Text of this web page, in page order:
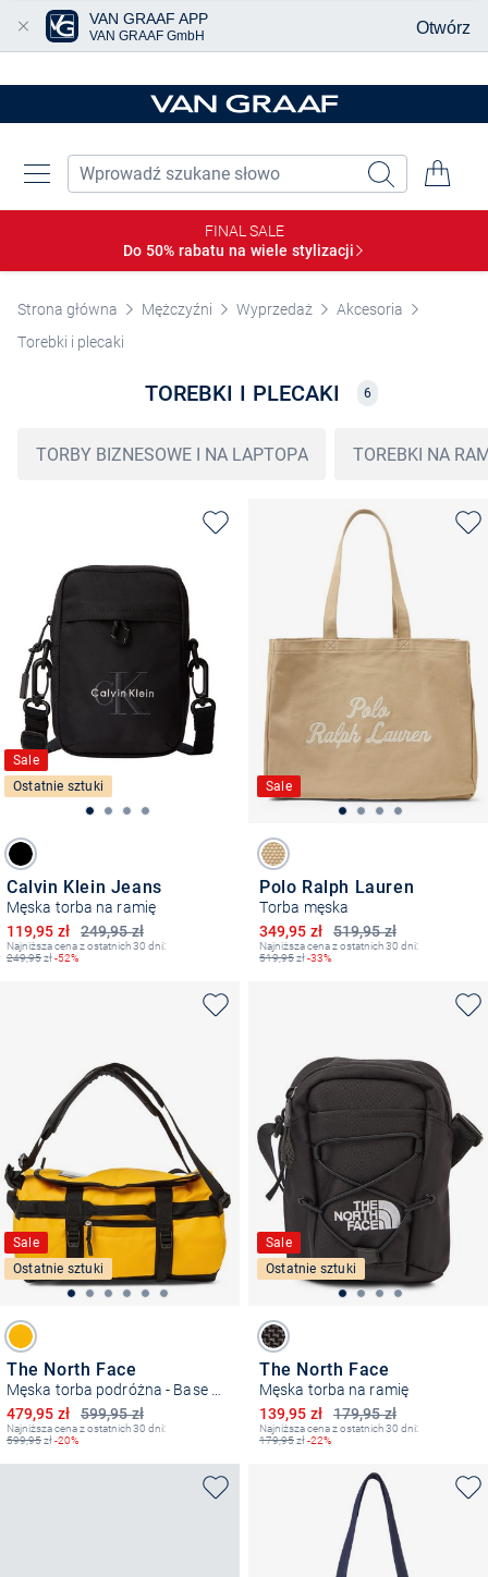
FINAL SALE
Do 50% rabatu na wiele stylizacji
Strona główna Mężczyźni Wyprzedaż
Akcesoria
Torebki i plecaki
TOREBKI I PLECAKI 6
TORBY BIZNESOWE I NA LAPTOPA TOREBKI NA
Sale
Ostatnie sztuki
Calvin Klein Jeans
Męska torba na ramię
249,95 zł
Obniżona cena
119,95 zł
Najniższa cena z ostatnich 30 dni:
249,95zł-52%
Sale
Polo Ralph Lauren
Torba męska
519,95 zł
Obniżona cena
349,95 zł
Najniższa cena z ostatnich 30 dni:
519,95zł-33%
Sale
Ostatnie sztuki
The North Face
599,95 zł
Obniżona cena
479,95 zł
Najniższa cena z ostatnich 30 dni:
599,95zł-20%
Sale
Ostatnie sztuki
The North Face
Męska torba na ramię
179,95 zł
Obniżona cena
139,95 zł
Najniższa cena z ostatnich 30 dni:
179,95zł-22%
VAN GRAAF APP
VAN GRAAF GmbH Otwórz